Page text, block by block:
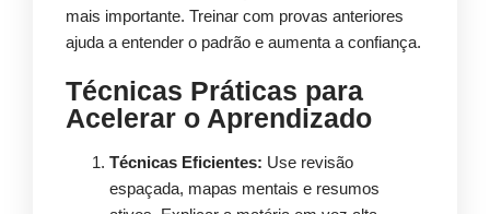
mais importante. Treinar com provas anteriores
ajuda a entender o padrão e aumenta a confiança.
Técnicas Práticas para
Acelerar o Aprendizado
Técnicas Eficientes: Use revisão
espaçada, mapas mentais e resumos